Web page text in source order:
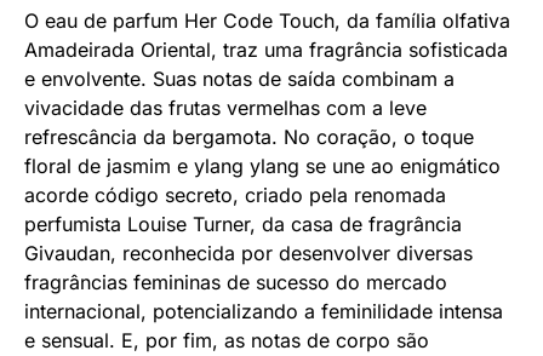
O eau de parfum Her Code Touch, da família olfativa
Amadeirada Oriental, traz uma fragrância sofisticada
e envolvente. Suas notas de saída combinam a
vivacidade das frutas vermelhas com a leve
refrescância da bergamota. No coração, o toque
floral de jasmim e ylang ylang se une ao enigmático
acorde código secreto, criado pela renomada
perfumista Louise Turner, da casa de fragrância
Givaudan, reconhecida por desenvolver diversas
fragrâncias femininas de sucesso do mercado
internacional, potencializando a feminilidade intensa
e sensual. E, por fim, as notas de corpo são